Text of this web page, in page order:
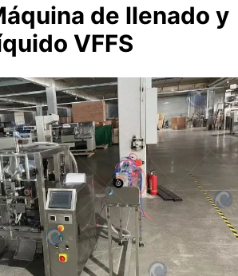
de llenado y
VFFS